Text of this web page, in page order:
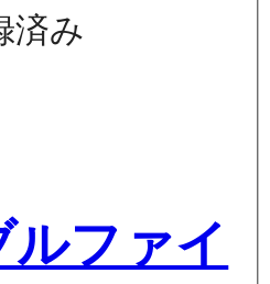
済み
ルファイ